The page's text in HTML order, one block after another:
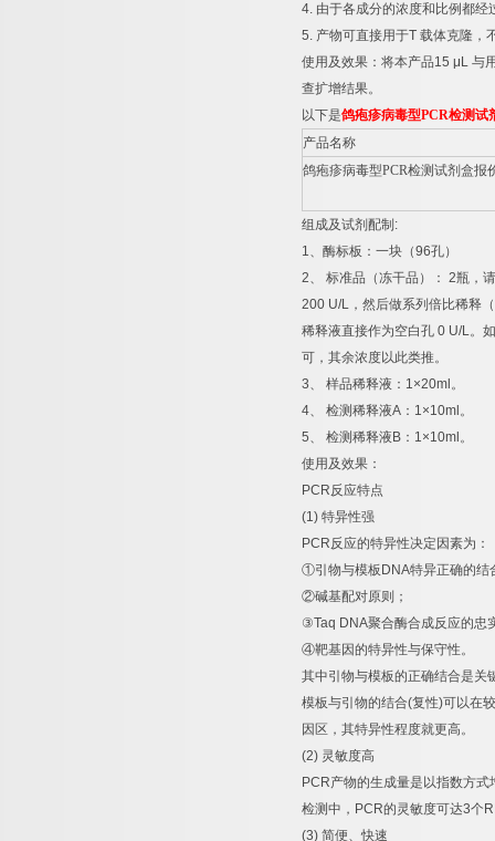
4. 由于各成分的浓度和比例都
5. 产物可直接用于T 载体克隆，
使用及效果：将本产品15 μL 与
查扩增结果。
以下是鸽疱疹病毒型PCR检测试
产品名称
鸽疱疹病毒型PCR检测试剂盒报
组成及试剂配制 :
1、酶标板：一块（96孔）
2、 标准品（冻干品）： 2瓶，
200 U/L ，然后做系列倍比稀释
稀释液直接作为空白孔 0 U/L。
可，其余浓度以此类推。
3、 样品稀释液： 1×20ml 。
4、 检测稀释液A ： 1×10ml 。
5、 检测稀释液 B ： 1×10ml 。
使用及效果：
PCR反应特点
(1) 特异性强
PCR反应的特异性决定因素为：
①引物与模板 DNA特异正确的结
②碱基配对原则；
③Taq DNA聚合酶合成反应的忠
④靶基因的特异性与保守性。
其中引物与模板的正确结合是关
模板与引物的结合(复性)可以在
因区，其特异性程度就更高。
(2) 灵敏度高
PCR产物的生成量是以指数方式
检测中， PCR的灵敏度可达3个
(3) 简便、快速